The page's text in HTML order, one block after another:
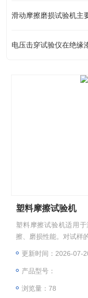
滑动摩擦磨损试验机主
电压击穿试验仪在绝缘
塑料摩擦试验机
塑料摩擦试验机适用
擦、磨损性能。对试样
更新时间：2026-07-
产品型号：
浏览量：78